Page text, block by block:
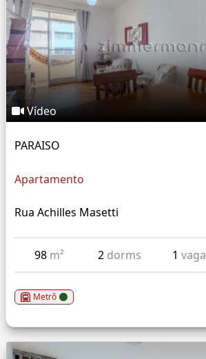
Vídeo
PARAISO
Apartamento
Rua Achilles Masetti
98 m² 2 dorms 1vaga
Metrô